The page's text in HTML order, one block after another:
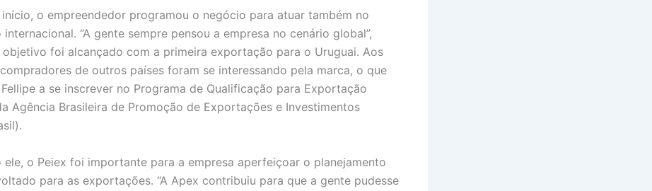
início, o empreendedor programou o negócio para atuar também no
internacional. “A gente sempre pensou a empresa no cenário global”,
objetivo foi alcançado com a primeira exportação para o Uruguai. Aos
de outros países foram se interessando pela marca, o que
a se inscrever no Programa de Qualificação para Exportação
Agência Brasileira de Promoção de Exportações e Investimentos
ele, o Peiex foi importante para a empresa aperfeiçoar o planejamento
para as exportações. “A Apex contribuiu para que a gente pudesse